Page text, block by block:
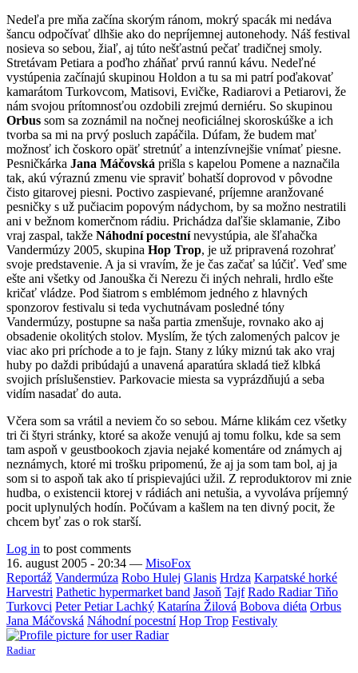
Nedeľa pre mňa začína skorým ránom, mokrý spacák mi nedáva
šancu odpočívať dlhšie ako do nepríjemnej autonehody. Náš festival
nosieva so sebou, žiaľ, aj túto nešťastnú pečať tradičnej smoly.
Stretávam Petiara a poďho zháňať prvú rannú kávu. Nedeľné
vystúpenia začínajú skupinou Holdon a tu sa mi patrí poďakovať
kamarátom Turkovcom, Matisovi, Evičke, Radiarovi a Petiarovi, že
nám svojou prítomnosťou ozdobili zrejmú derniéru. So skupinou
Orbus som sa zoznámil na nočnej neoficiálnej skoroskúške a ich
tvorba sa mi na prvý posluch zapáčila. Dúfam, že budem mať
možnosť ich čoskoro opäť stretnúť a intenzívnejšie vnímať piesne.
Pesničkárka Jana Máčovská prišla s kapelou Pomene a naznačila
tak, akú výraznú zmenu vie spraviť bohatší doprovod v pôvodne
čisto gitarovej piesni. Poctivo zaspievané, príjemne aranžované
pesničky s už pučiacim popovým nádychom, by sa možno nestratili
ani v bežnom komerčnom rádiu. Prichádza daľšie sklamanie, Zibo
vraj zaspal, takže Náhodní pocestnínevystúpia, ale šľahačka
Vandermúzy 2005, skupina Hop Trop, je už pripravená rozohrať
svoje predstavenie. A ja si vravím, že je čas začať sa lúčiť. Veď sme
ešte ani všetky od Janouška či Nerezu či iných nehrali, hrdlo ešte
kričať vládze. Pod šiatrom s emblémom jedného z hlavných
sponzorov festivalu si teda vychutnávam posledné tóny
Vandermúzy, postupne sa naša partia zmenšuje, rovnako ako aj
obsadenie okolitých stolov. Myslím, že tých zalomených palcov je
viac ako pri príchode a to je fajn. Stany z lúky miznú tak ako vraj
huby po daždi pribúdajú a unavená aparatúra skladá tiež klbká
svojich príslušenstiev. Parkovacie miesta sa vyprázdňujú a seba
vidím nasadať do auta.
Včera som sa vrátil a neviem čo so sebou. Márne klikám cez všetky
tri či štyri stránky, ktoré sa akože venujú aj tomu folku, kde sa sem
tam aspoň v geustbookoch zjavia nejaké komentáre od známych aj
neznámych, ktoré mi trošku pripomenú, že aj ja som tam bol, aj ja
som si to aspoň tak ako tí prispievajúci užil. Z reproduktorov mi znie
hudba, o existencii ktorej v rádiách ani netušia, a vyvoláva príjemný
pocit uplynulých hodín. Počúvam a kašlem na ten divný pocit, že
chcem byť zas o rok starší.
Log in to post comments
16. august 2005 - 20:34 — MisoFox
Reportáž Vandermúza Robo Hulej Glanis Hrdza Karpatské horké
Harvestri Pathetic hypermarket band Jasoň Tajf Rado Radiar Tiňo
Turkovci Peter Petiar Lachký Katarína Žilová Bobova diéta Orbus
Jana Máčovská Náhodní pocestní Hop Trop Festivaly
Radiar